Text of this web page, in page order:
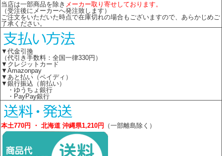
当店は一部商品を除き メーカー取り寄せしております。
（受注後にメーカーへ発注致します）
ご注文をいただいた時点で在庫切れの場合もございますので、あらかじめご
了承ください。
▼代金引換
（代引き手数料：全国一律330円）
▼クレジットカード
▼Amazonpay
▼あと払い（ペイディ）
▼銀行振込（前払い）
・ゆうちょ銀行
・PayPay銀行
本土770円 ・ 北海道 沖縄県1,210円 （一部離島除く）